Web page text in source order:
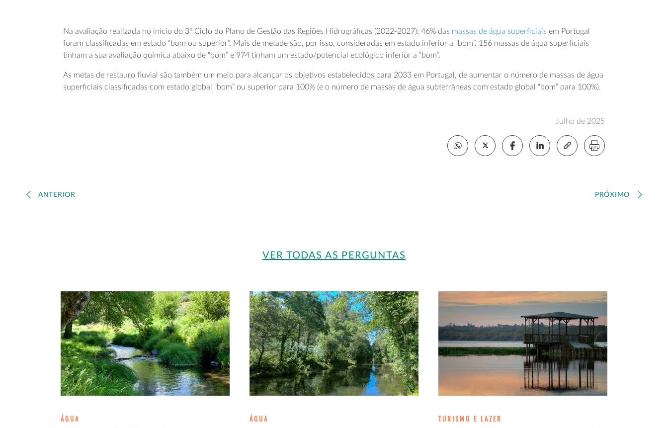
Na avaliação realizada no início do 3º Ciclo do Plano de Gestão das Regiões Hidrográficas (2022-2027): 46% das massas de água superficiais em Portugal
foram classificadas em estado “bom ou superior”. Mais de metade são, por isso, consideradas em estado inferior a “bom”. 156 massas de água superficiais
tinham a sua avaliação química abaixo de “bom” e 974 tinham um estado/potencial ecológico inferior a “bom”.
As metas de restauro fluvial são também um meio para alcançar os objetivos estabelecidos para 2033 em Portugal, de aumentar o número de massas de água
superficiais classificadas com estado global “bom” ou superior para 100% (e o número de massas de água subterrâneas com estado global “bom” para 100%).
Julho de 2025
ANTERIOR PRÓXIMO
VER TODAS AS PERGUNTAS
ÁGUA ÁGUA TURISMO E LAZER